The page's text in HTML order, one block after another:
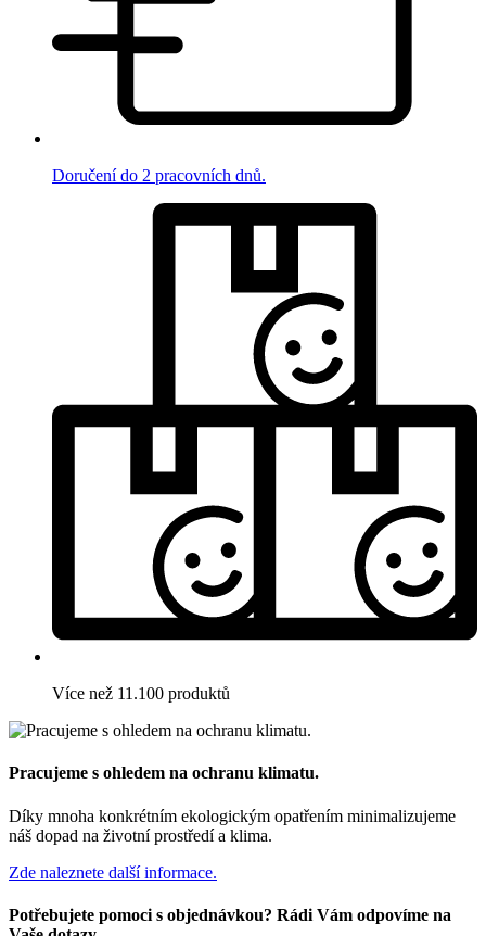
Doručení do 2 pracovních dnů.
Více než 11.100 produktů
Pracujeme s ohledem na ochranu klimatu.
Díky mnoha konkrétním ekologickým opatřením minimalizujeme
náš dopad na životní prostředí a klima.
Zde naleznete další informace.
Potřebujete pomoci s objednávkou? Rádi Vám odpovíme na